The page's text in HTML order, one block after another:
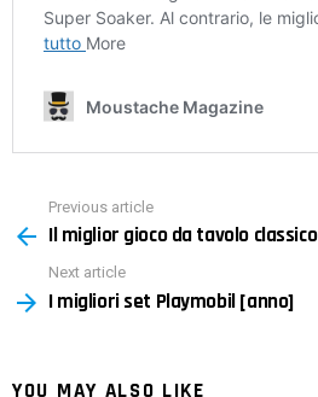
more
Previous article
Il miglior gioco da tavolo
Next article
I migliori set Playmobil [anno]
YOU MAY ALSO LIKE